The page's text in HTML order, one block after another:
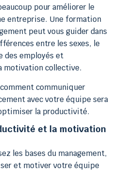
pour améliorer le
entreprise. Une formation
peut vous guider dans
entre les sexes, le
des employés et
motivation collective.
communiquer
avec votre équipe sera
la productivité.
et la motivation
les bases du management,
et motiver votre équipe